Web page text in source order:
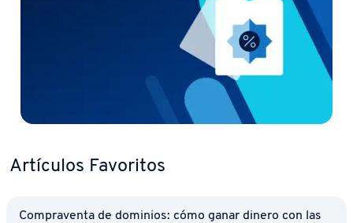
Artículos Favoritos
Co­m­pra­ve­n­ta de dominios: cómo ganar dinero con las